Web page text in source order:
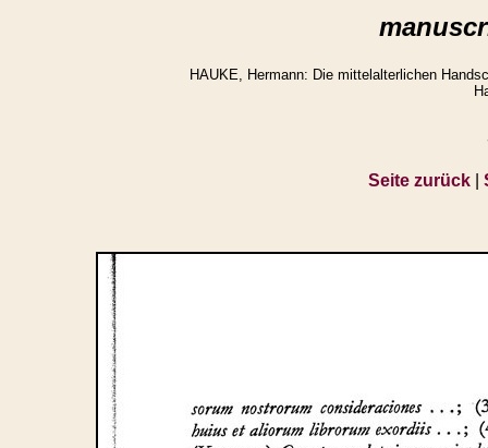
HAUKE, Hermann: Die mittelalterlichen
Seite zurück|